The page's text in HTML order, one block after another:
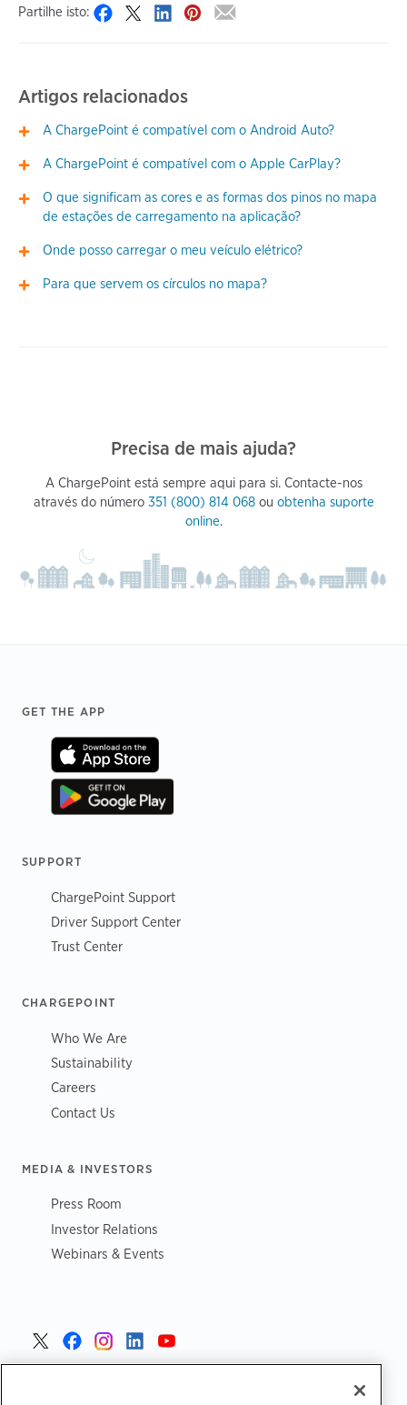
Partilhe isto:
Artigos relacionados
A ChargePoint é compatível com o Android Auto?
A ChargePoint é compatível com o Apple CarPlay?
O que significam as cores e as formas dos pinos no mapa
de estações de carregamento na aplicação?
Onde posso carregar o meu veículo elétrico?
Para que servem os círculos no mapa?
Precisa de mais ajuda?
A ChargePoint está sempre aqui para si. Contacte-nos
através do número 351 (800) 814 068ou obtenha suporte
online.
Footer
GET THE APP
SUPPORT
ChargePoint Support
Driver Support Center
Trust Center
CHARGEPOINT
Who We Are
Sustainability
Careers
Contact Us
MEDIA & INVESTORS
Press Room
Investor Relations
Webinars & Events